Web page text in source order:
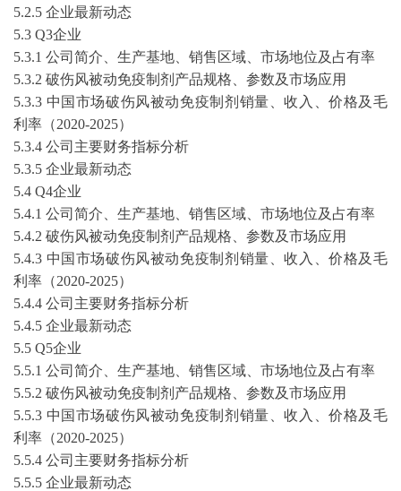
5.2.5 企业最新动态
5.3 Q3企业
5.3.1 公司简介、生产基地、销售区域、市场地位及占有率
5.3.2 破伤风被动免疫制剂 产品规格、参数及市场应用
5.3.3 中国市场破伤风被动免疫制剂 销量、收入、价格及毛
利率（2020-2025）
5.3.4 公司主要财务指标分析
5.3.5 企业最新动态
5.4 Q4企业
5.4.1 公司简介、生产基地、销售区域、市场地位及占有率
5.4.2 破伤风被动免疫制剂 产品规格、参数及市场应用
5.4.3 中国市场破伤风被动免疫制剂 销量、收入、价格及毛
利率（2020-2025）
5.4.4 公司主要财务指标分析
5.4.5 企业最新动态
5.5 Q5企业
5.5.1 公司简介、生产基地、销售区域、市场地位及占有率
5.5.2 破伤风被动免疫制剂 产品规格、参数及市场应用
5.5.3 中国市场破伤风被动免疫制剂 销量、收入、价格及毛
利率（2020-2025）
5.5.4 公司主要财务指标分析
5.5.5 企业最新动态